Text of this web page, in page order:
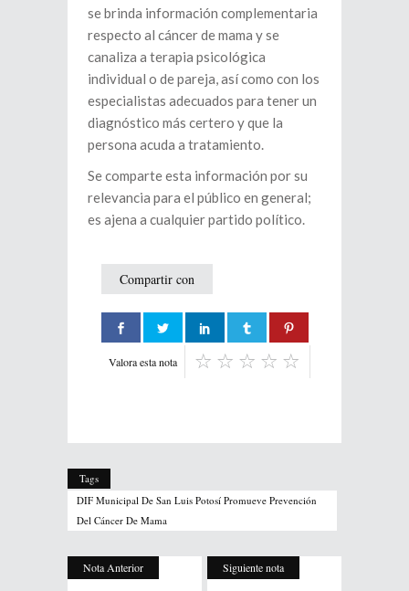
se brinda información complementaria
respecto al cáncer de mama y se
canaliza a terapia psicológica
individual o de pareja, así como con los
especialistas adecuados para tener un
diagnóstico más certero y que la
persona acuda a tratamiento.
Se comparte esta información por su
relevancia para el público en general;
es ajena a cualquier partido político.
Compartir con
Valora esta nota
Tags
DIF Municipal De San Luis Potosí Promueve Prevención
Del Cáncer De Mama
Nota Anterior Siguiente nota